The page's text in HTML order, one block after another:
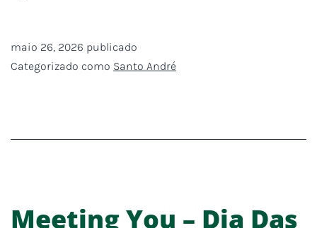
maio 26, 2026 publicado
Categorizado como Santo André
Meeting You – Dia Das